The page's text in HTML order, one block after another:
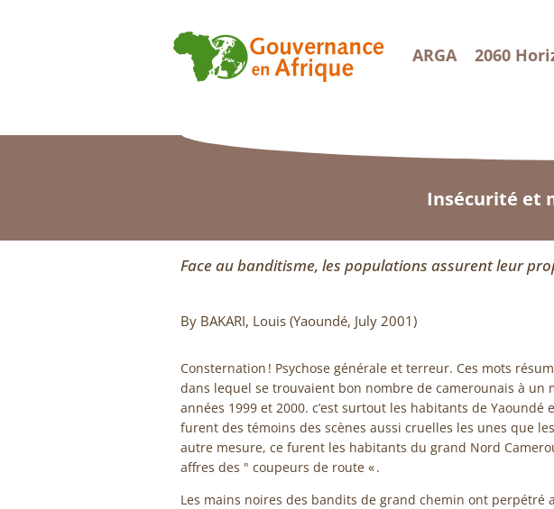
ARGA 2060
Insécurité et
Face au banditisme, les populations assurent leur
By BAKARI, Louis (Yaoundé, July 2001)
Consternation ! Psychose générale et terreur. Ces mots
dans lequel se trouvaient bon nombre de camerounais à un
années 1999 et 2000. c’est surtout les habitants de Yaoundé
furent des témoins des scènes aussi cruelles les unes que
autre mesure, ce furent les habitants du grand Nord
affres des " coupeurs de route « .
Les mains noires des bandits de grand chemin ont perpétré